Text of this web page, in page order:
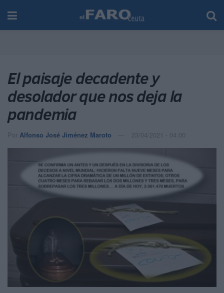
El paisaje decadente y
desolador que nos deja la
pandemia
Por Alfonso José Jiménez Maroto 23/04/2021 - 04:00